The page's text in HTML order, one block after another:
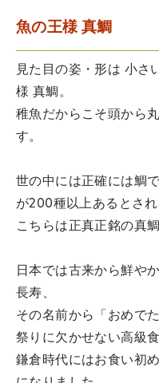
魚の王様 真鯛
見た目の姿・形は 小さ
様 真鯛。
稚魚だからこそ頭から
す。
世の中には正確には鯛
が200種以上あるとされ
こちらは正真正銘の真鯛
日本では古来から鮮や
長寿、
その名前から「おめで
祭りに欠かせない高級
鎌倉時代にはお食い初